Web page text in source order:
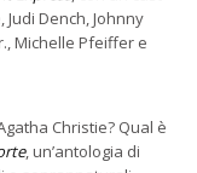
Dench, Johnny
Michelle Pfeiffer e
Christie? Qual è
, un’antologia di